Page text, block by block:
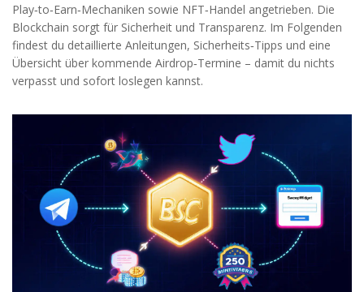
Play‑to‑Earn‑Mechaniken sowie NFT‑Handel angetrieben. Die
Blockchain sorgt für Sicherheit und Transparenz. Im Folgenden
findest du detaillierte Anleitungen, Sicherheits‑Tipps und eine
Übersicht über kommende Airdrop‑Termine – damit du nichts
verpasst und sofort loslegen kannst.